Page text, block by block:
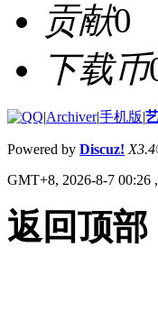
贡献0
下载币
|Archiver|手机版|
Powered by Discuz! X3.4
GMT+8, 2026-8-7 00:26
返回顶部